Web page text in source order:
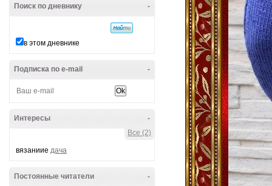
-
Поиск по дневнику
в этом дневнике
-
Подписка по e-mail
-
Интересы
Все (2)
вязаниие дача
-
Постоянные читатели